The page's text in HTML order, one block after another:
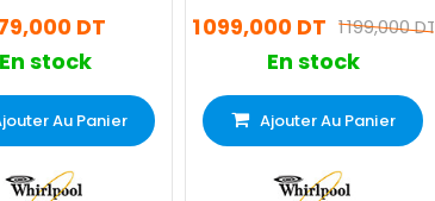
DT
En stock
Au Panier
1 199,000 DT
1 099,000 DT
En stock
Ajouter Au Panier